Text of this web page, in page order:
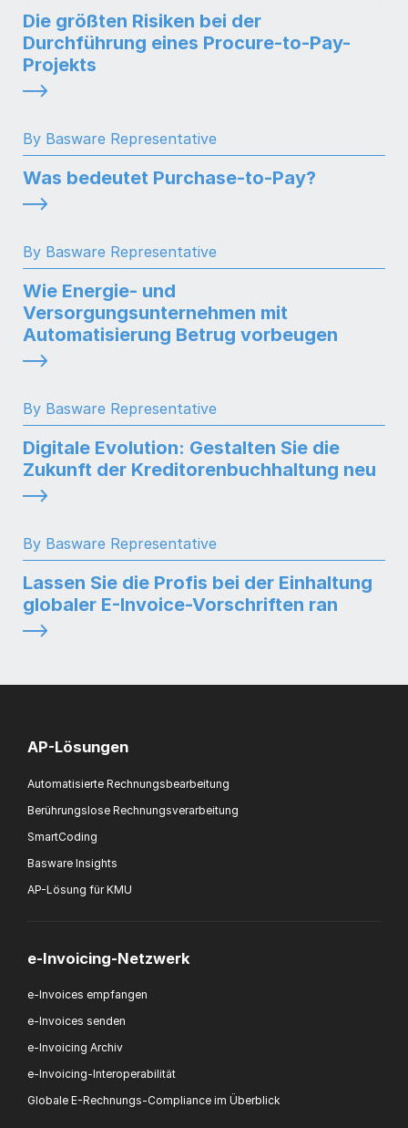
Die größten Risiken bei der
Durchführung eines Procure-to-Pay-
Projekts
By Basware Representative
Was bedeutet Purchase-to-Pay?
By Basware Representative
Wie Energie- und
Versorgungsunternehmen mit
Automatisierung Betrug vorbeugen
By Basware Representative
Digitale Evolution: Gestalten Sie die
Zukunft der Kreditorenbuchhaltung neu
By Basware Representative
Lassen Sie die Profis bei der Einhaltung
globaler E-Invoice-Vorschriften ran
AP-Lösungen
Automatisierte Rechnungsbearbeitung
Berührungslose Rechnungsverarbeitung
SmartCoding
Basware Insights
AP-Lösung für KMU
e-Invoicing-Netzwerk
e-Invoices empfangen
e-Invoices senden
e-Invoicing Archiv
e-Invoicing-Interoperabilität
Globale E-Rechnungs-Compliance im Überblick